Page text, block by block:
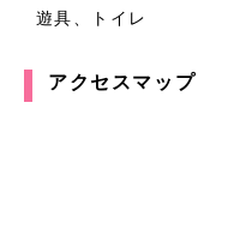
遊具、トイレ
アクセスマップ